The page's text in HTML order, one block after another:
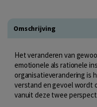
Omschrijving
Het veranderen van
emotionele als rationele
organisatieverandering is
verstand en gevoel wordt
vanuit deze twee